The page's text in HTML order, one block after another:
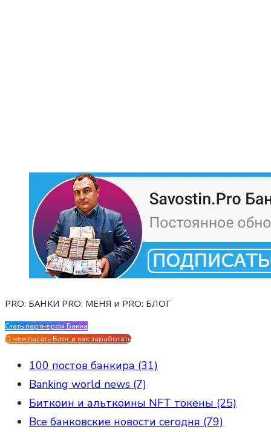
PRO: БАНКИ PRO: МЕНЯ и PRO: БЛОГ
Стать партнером Банка
О чем писать Блог и как заработать
100 постов банкира (31)
Banking world news (7)
Биткоин и альткоины NFT токены (25)
Все банковские новости сегодня (79)